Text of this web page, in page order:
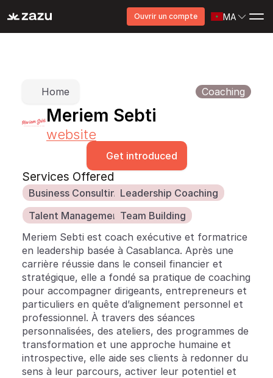
Ouvrir un compte MA
Home Coaching
Meriem Sebti
website
Get introduced
Services Offered
Business ConsultingLeadership Coaching
Talent ManagementTeam Building
Meriem Sebti est coach exécutive et formatrice
en leadership basée à Casablanca. Après une
carrière réussie dans le conseil financier et
stratégique, elle a fondé sa pratique de coaching
pour accompagner dirigeants, entrepreneurs et
particuliers en quête d’alignement personnel et
professionnel. À travers des séances
personnalisées, des ateliers, des programmes de
transformation et une approche humaine et
introspective, elle aide ses clients à redonner du
sens à leur parcours, activer leur potentiel et